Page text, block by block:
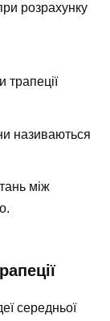
розрахунку
трапеції
називаються
між
середньої